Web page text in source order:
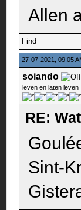
Allen
Find
27-07-2021, 09:05
soiando
leven en laten leven
RE:
Sint-